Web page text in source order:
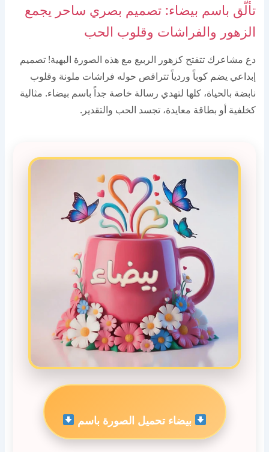
تألّق باسم بيضاء: تصميم بصري ساحر يجمع
الزهور والفراشات وقلوب الحب
دع مشاعرك تتفتح كزهور الربيع مع هذه الصورة البهية! تصميم
إبداعي يضم كوباً وردياً تتراقص حوله فراشات ملونة وقلوب
نابضة بالحياة، كلها لتهدي رسالة خاصة جداً باسم بيضاء. مثالية
كخلفية أو بطاقة معايدة، تجسد الحب والتقدير.
بيضاء تحميل الصورة باسم